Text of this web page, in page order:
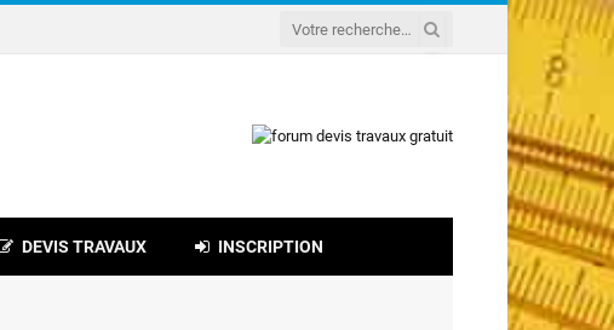
DEVIS TRAVAUX INSCRIPTION